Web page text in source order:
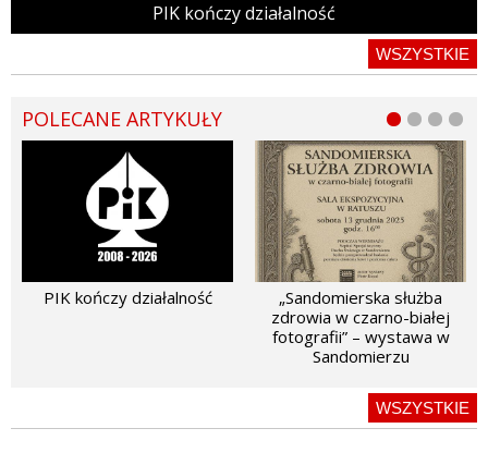
PIK kończy działalność
WSZYSTKIE
POLECANE ARTYKUŁY
PIK kończy działalność
„Sandomierska służba
zdrowia w czarno-białej
fotografii” – wystawa w
Sandomierzu
WSZYSTKIE